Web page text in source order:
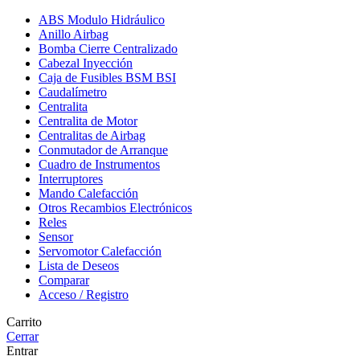
ABS Modulo Hidráulico
Anillo Airbag
Bomba Cierre Centralizado
Cabezal Inyección
Caja de Fusibles BSM BSI
Caudalímetro
Centralita
Centralita de Motor
Centralitas de Airbag
Conmutador de Arranque
Cuadro de Instrumentos
Interruptores
Mando Calefacción
Otros Recambios Electrónicos
Reles
Sensor
Servomotor Calefacción
Lista de Deseos
Comparar
Acceso / Registro
Carrito
Cerrar
Entrar